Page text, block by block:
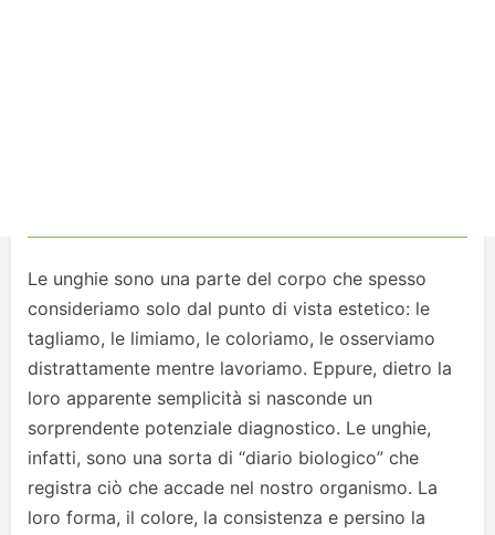
Le unghie sono una parte del corpo che spesso
consideriamo solo dal punto di vista estetico: le
tagliamo, le limiamo, le coloriamo, le osserviamo
distrattamente mentre lavoriamo. Eppure, dietro la
loro apparente semplicità si nasconde un
sorprendente potenziale diagnostico. Le unghie,
infatti, sono una sorta di “diario biologico” che
registra ciò che accade nel nostro organismo. La
loro forma, il colore, la consistenza e persino la